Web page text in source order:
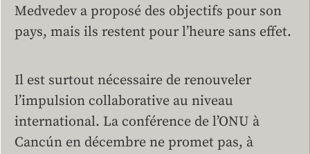
Medvedev a proposé des objectifs pour son
pays, mais ils restent pour l’heure sans effet.
Il est surtout nécessaire de renouveler
l’impulsion collaborative au niveau
international. La conférence de l’ONU à
Cancún en décembre ne promet pas, à